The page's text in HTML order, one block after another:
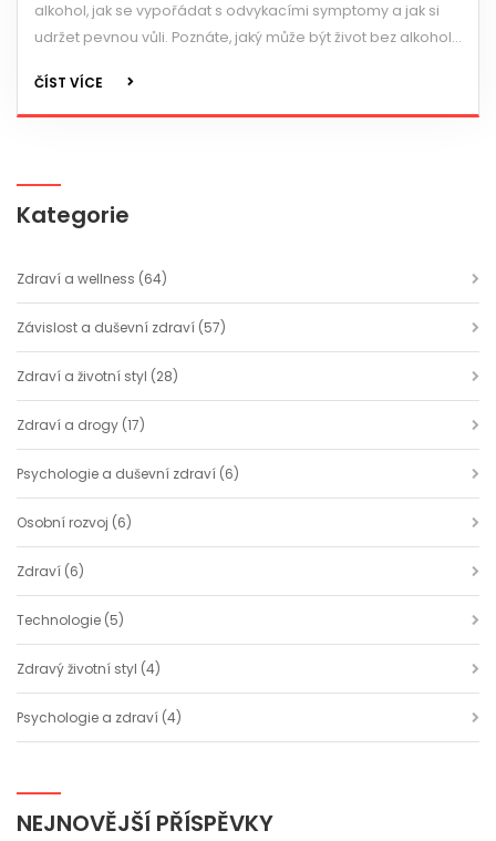
alkohol, jak se vypořádat s odvykacími symptomy a jak si
udržet pevnou vůli. Poznáte, jaký může být život bez alkoholu
vím, že to zvládnete!
ČÍST VÍCE
Kategorie
Zdraví a wellness (64)
Závislost a duševní zdraví (57)
Zdraví a životní styl (28)
Zdraví a drogy (17)
Psychologie a duševní zdraví (6)
Osobní rozvoj (6)
Zdraví (6)
Technologie (5)
Zdravý životní styl (4)
Psychologie a zdraví (4)
NEJNOVĚJŠÍ PŘÍSPĚVKY